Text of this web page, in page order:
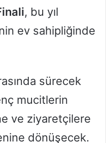
, bu yıl
ev sahipliğinde
sürecek
mucitlerin
ve ziyaretçilere
dönüşecek.